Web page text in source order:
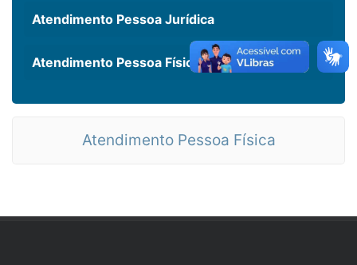
Atendimento Pessoa Jurídica
Atendimento Pessoa Física
Atendimento Pessoa Física